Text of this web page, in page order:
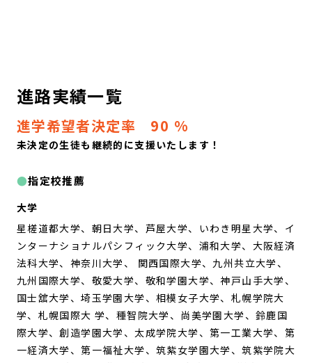
進路実績一覧
進学希望者決定率 90 %
未決定の生徒も継続的に支援いたします！
指定校推薦
大学
星槎道都大学、朝日大学、芦屋大学、いわき明星大学、イ
ンターナショナルパシフィック大学、浦和大学、大阪経済
法科大学、神奈川大学、 関西国際大学、九州共立大学、
九州国際大学、敬愛大学、敬和学園大学、神戸山手大学、
国士舘大学、埼玉学園大学、相模女子大学、札幌学院大
学、札幌国際大 学、種智院大学、尚美学園大学、鈴鹿国
際大学、創造学園大学、太成学院大学、第一工業大学、第
一経済大学、第一福祉大学、筑紫女学園大学、筑紫学院大